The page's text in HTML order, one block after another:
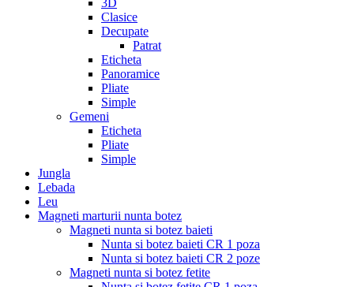
3D
Clasice
Decupate
Patrat
Eticheta
Panoramice
Pliate
Simple
Gemeni
Eticheta
Pliate
Simple
Jungla
Lebada
Leu
Magneti marturii nunta botez
Magneti nunta si botez baieti
Nunta si botez baieti CR 1 poza
Nunta si botez baieti CR 2 poze
Magneti nunta si botez fetite